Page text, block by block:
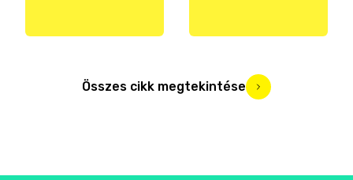
Összes cikk megtekintése